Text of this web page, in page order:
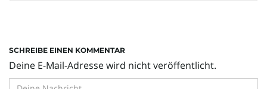
SCHREIBE EINEN KOMMENTAR
Deine E-Mail-Adresse wird nicht veröffentlicht.